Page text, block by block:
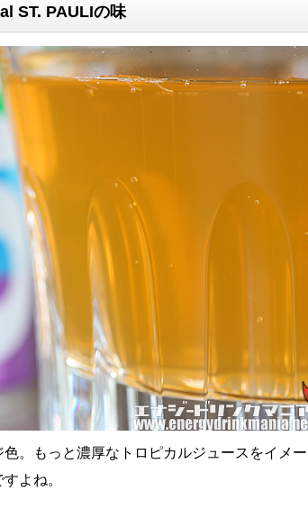
ST. PAULIの味
。もっと濃厚なトロピカルジュースをイメ
よね。